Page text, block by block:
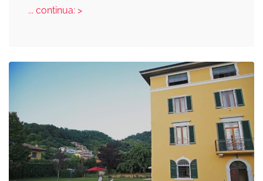
... continua: >